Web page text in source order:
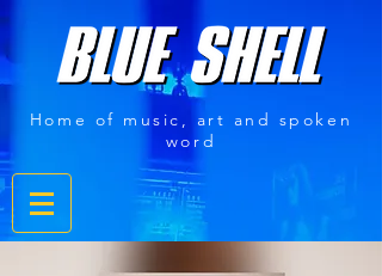
Home of music, art and spoken
word